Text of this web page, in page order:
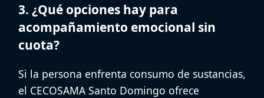
3. ¿Qué opciones hay para
acompañamiento emocional sin
cuota?
Si la persona enfrenta consumo de sustancias,
el CECOSAMA Santo Domingo ofrece